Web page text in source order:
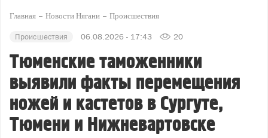
Главная Новости Нягани Происшествия
Происшествия 06.08.2026 - 17:43 20
Тюменские таможенники
выявили факты перемещения
ножей и кастетов в Сургуте,
Тюмени и Нижневартовске